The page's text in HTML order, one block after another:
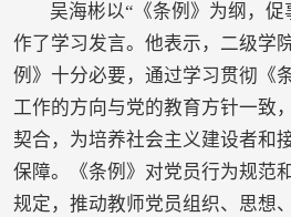
吴海彬以“《条例》为纲，
作了学习发言。他表示，二级学
例》十分必要，通过学习贯彻《
工作的方向与党的教育方针一致
契合，为培养社会主义建设者和
保障。《条例》对党员行为规范
规定，推动教师党员组织、思想